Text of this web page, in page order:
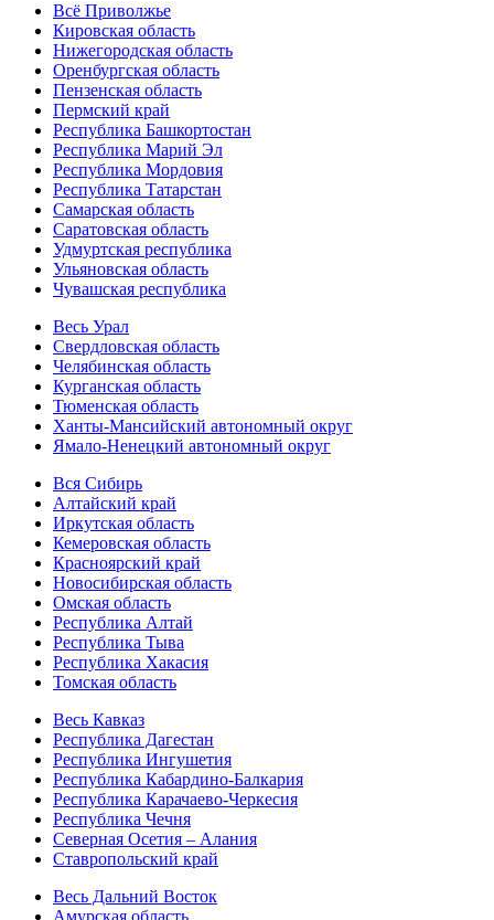
Всё Приволжье
Кировская область
Нижегородская область
Оренбургская область
Пензенская область
Пермский край
Республика Башкортостан
Республика Марий Эл
Республика Мордовия
Республика Татарстан
Самарская область
Саратовская область
Удмуртская республика
Ульяновская область
Чувашская республика
Весь Урал
Свердловская область
Челябинская область
Курганская область
Тюменская область
Ханты-Мансийский автономный округ
Ямало-Ненецкий автономный округ
Вся Сибирь
Алтайский край
Иркутская область
Кемеровская область
Красноярский край
Новосибирская область
Омская область
Республика Алтай
Республика Тыва
Республика Хакасия
Томская область
Весь Кавказ
Республика Дагестан
Республика Ингушетия
Республика Кабардино-Балкария
Республика Карачаево-Черкесия
Республика Чечня
Северная Осетия – Алания
Ставропольский край
Весь Дальний Восток
Амурская область